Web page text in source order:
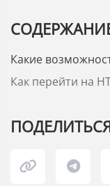
Какие
Как перейти на